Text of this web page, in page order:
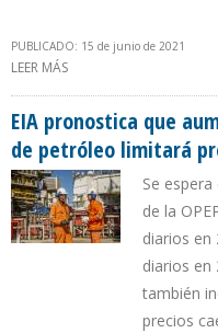
PUBLICADO: 15 de junio de 2021
LEER MÁS
EIA pronostica que
de petróleo limitará
Se
de la
diarios en
diarios en
también
precios